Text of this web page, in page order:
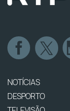
NOTÍCIAS
DESPORTO